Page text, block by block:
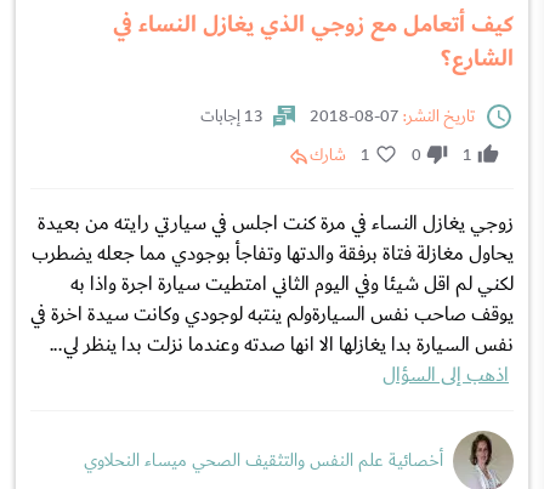
كيف أتعامل مع زوجي الذي يغازل النساء في
الشارع؟
تاريخ النشر:
13 إجابات
1
0
1 شارك
زوجي يغازل النساء في مرة كنت اجلس في سيارتي رايته من بعيدة
يحاول مغازلة فتاة برفقة والدتها وتفاجأ بوجودي مما جعله يضطرب
لكني لم اقل شيئا وفي اليوم الثاني امتطيت سيارة اجرة واذا به
يوقف صاحب نفس السيارةولم ينتبه لوجودي وكانت سيدة اخرة في
نفس السيارة بدا يغازلها الا انها صدته وعندما نزلت بدا ينظر لي...
اذهب إلى السؤال
أخصائية علم النفس والتثقيف الصحي ميساء النحلاوي